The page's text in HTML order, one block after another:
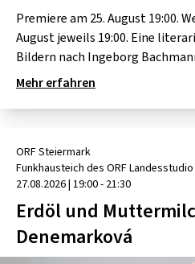
Premiere am 25. August 19:00.
August jeweils 19:00. Eine
Bildern nach Ingeborg
Mehr erfahren
ORF Steiermark
Funkhausteich des ORF
27.08.2026| 19:00 - 21:30
Erdöl und
Denemarková